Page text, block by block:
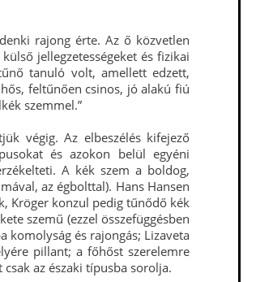
rajong érte. Az ő közvetlen
jellegzetességeket és fizikai
tanuló volt, amellett edzett,
feltűnően csinos, jó alakú fiú
szemmel.”
végig. Az elbeszélés kifejező
és azokon belül egyéni
A kék szem a boldog,
az égbolttal). Hans Hansen
Kröger konzul pedig tűnődő kék
szemű (ezzel összefüggésben
komolyság és rajongás; Lizaveta
pillant; a főhőst szerelemre
az északi típusba sorolja.